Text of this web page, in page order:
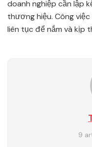
doanh nghiệp cần lập
thương hiệu. Công
liên tục để nắm và kịp
9